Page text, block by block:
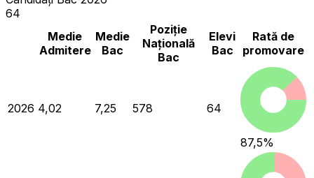
64
Medie
Admitere
Medie
Bac
Poziție
Națională
Bac
Elevi
Bac
Rată de
promovare
2026 4,02 7,25 578 64
87,5%